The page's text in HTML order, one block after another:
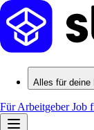
Alles für deine
Für ArbeitgeberJob